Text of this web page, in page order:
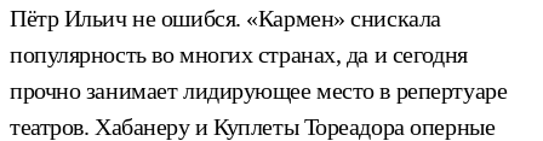
Пётр Ильич не ошибся. «Кармен» снискала
популярность во многих странах, да и сегодня
прочно занимает лидирующее место в репертуаре
театров. Хабанеру и Куплеты Тореадора оперные